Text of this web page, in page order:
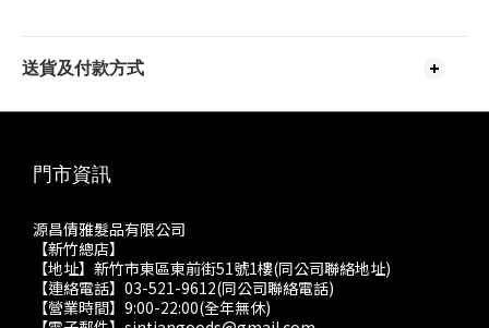
送貨及付款方式
門市資訊
源昌倩雅髮品有限公司
【新竹總店】
【地址】新竹市東區東前街51號1樓(同公司聯絡地址)
【連絡電話】03-521-9612(同公司聯絡電話)
【營業時間】9:00-22:00(全年無休)